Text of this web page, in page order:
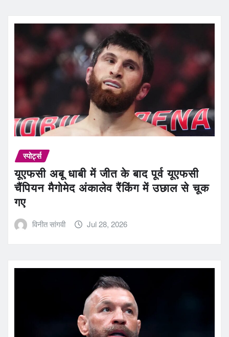
स्पोर्ट्स
यूएफसी अबू धाबी में जीत के बाद पूर्व यूएफसी
चैंपियन मैगोमेद अंकालेव रैंकिंग में उछाल से चूक
गए
विनीत सांगवी Jul 28, 2026